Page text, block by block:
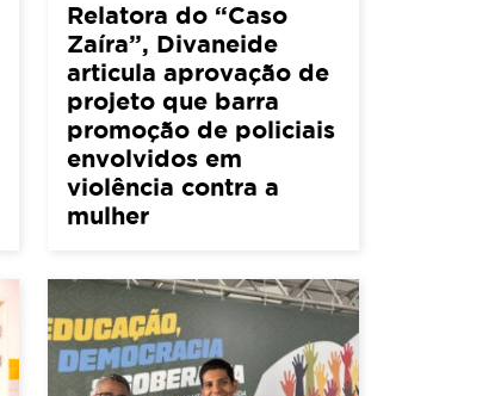
Relatora do “Caso
Zaíra”, Divaneide
articula aprovação de
projeto que barra
promoção de policiais
envolvidos em
violência contra a
mulher